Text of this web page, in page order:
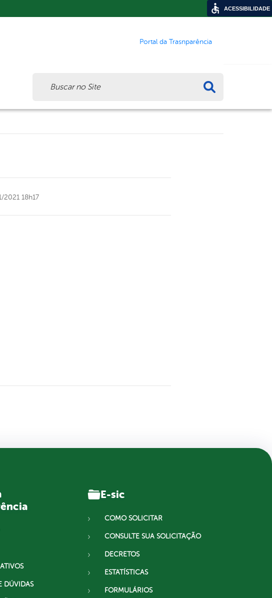
Portal da Trasnparência
2021 18h17
DÚVIDAS
E-sic
COMO SOLICITAR
CONSULTE SUA SOLICITAÇÃO
DECRETOS
ESTATÍSTICAS
FORMULÁRIOS
ACESSIBILIDADE